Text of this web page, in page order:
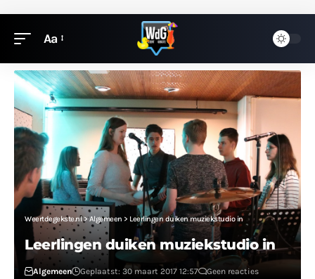
Aa
Weertdegekste.nl>Algemeen > Leerlingen duiken muziekstudio in
Leerlingen duiken muziekstudio in
Algemeen Geplaatst: 30 maart 2017 12:57
Geen reacties